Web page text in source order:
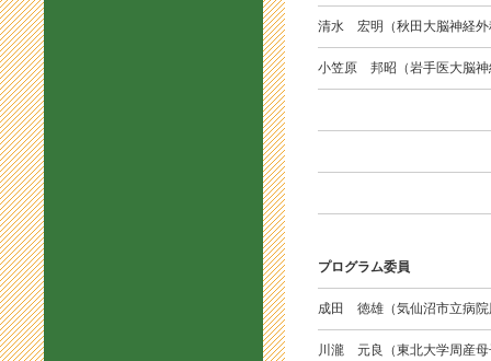
清水 宏明（秋田大脳神経外
小笠原 邦昭（岩手医大脳神
プログラム委員
成田 徳雄（気仙沼市立病院
川瀧 元良（東北大学周産母